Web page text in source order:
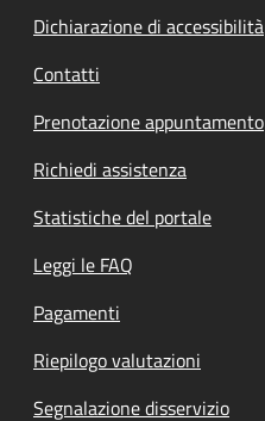
Dichiarazione di accessibilità
Contatti
Prenotazione appuntamento
Richiedi assistenza
Statistiche del portale
Leggi le FAQ
Pagamenti
Riepilogo valutazioni
Segnalazione disservizio